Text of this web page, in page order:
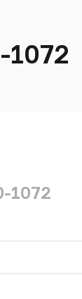
1072
1072